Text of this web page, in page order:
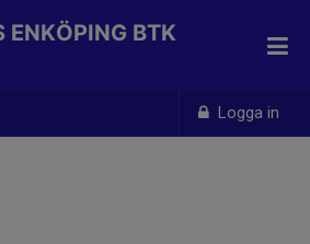
Logga in
ENKÖPING BTK